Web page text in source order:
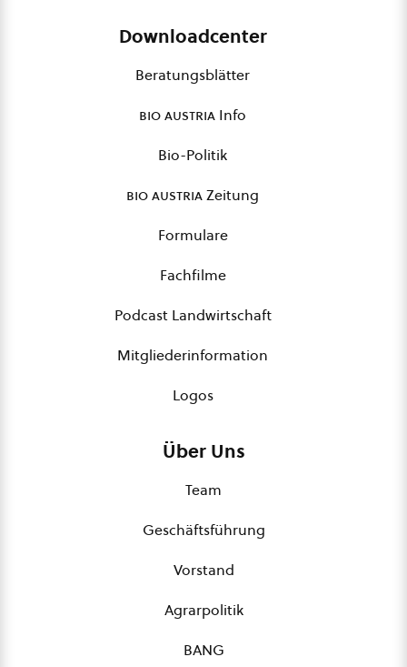
Downloadcenter
Beratungsblätter
bio austria Info
Bio-Politik
bio austriaZeitung
Formulare
Fachfilme
Podcast Landwirtschaft
Mitgliederinformation
Logos
Über Uns
Team
Geschäftsführung
Vorstand
Agrarpolitik
BANG